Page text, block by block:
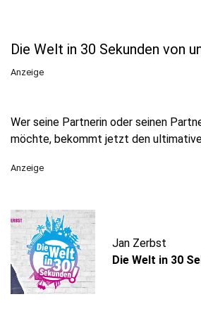
Die Welt in 30 Sekunden von
Anzeige
Wer seine Partnerin oder seinen
möchte, bekommt jetzt den
Anzeige
Jan Zerbst
Die Welt in 30